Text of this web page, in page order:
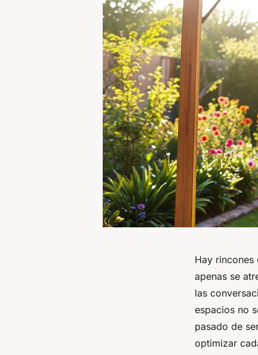
Hay rincones
apenas se
las
espacios no
pasado de
optimizar